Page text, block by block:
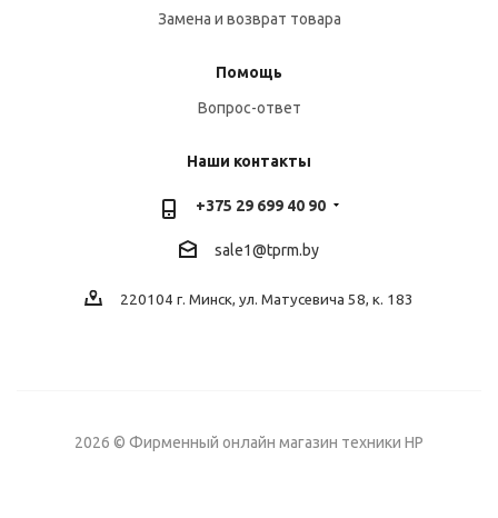
Замена и возврат товара
Помощь
Вопрос-ответ
Наши контакты
+375 29 699 40 90
sale1@tprm.by
220104 г. Минск, ул. Матусевича 58, к. 183
2026 © Фирменный онлайн магазин техники HP